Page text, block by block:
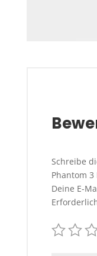
Schreibe
Phantom 3
Deine E-